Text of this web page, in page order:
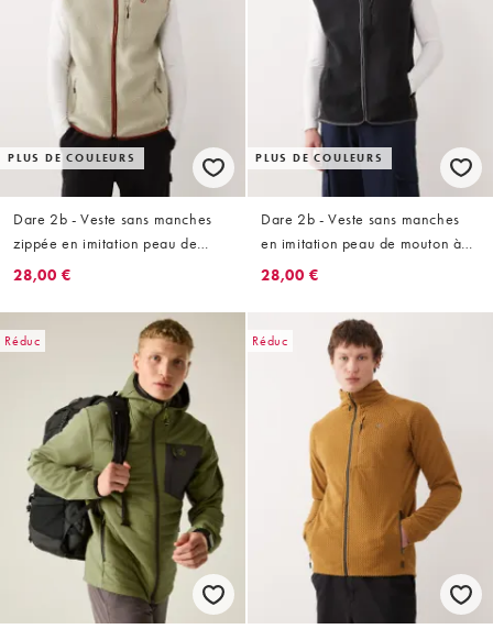
PLUS DE COULEURS
Dare 2b - Veste sans manches
zippée en imitation peau de
mouton - Gris pierre
28,00 €
PLUS DE COULEURS
Dare 2b - Veste sans manches
en imitation peau de mouton à
fermeture éclair - Noir
28,00 €
Réduc Réduc